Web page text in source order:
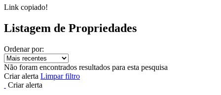
Link copiado!
Listagem de Propriedades
Ordenar por:
Não foram encontrados resultados para esta pesquisa
Criar alerta Limpar filtro
Criar alerta